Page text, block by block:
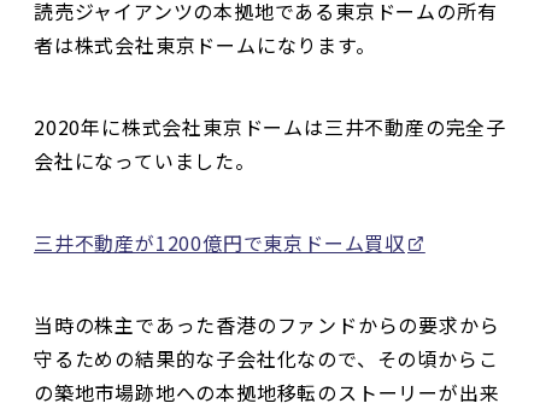
読売ジャイアンツの本拠地である東京ドームの所有
者は株式会社東京ドームになります。
2020年に株式会社東京ドームは三井不動産の完全子
会社になっていました。
三井不動産が1200億円で東京ドーム買収
当時の株主であった香港のファンドからの要求から
守るための結果的な子会社化なので、その頃からこ
の築地市場跡地への本拠地移転のストーリーが出来